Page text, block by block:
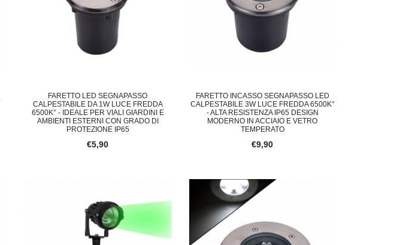
FARETTO LED SEGNAPASSO
CALPESTABILE DA 1W LUCE FREDDA
6500K° - IDEALE PER VIALI GIARDINI E
AMBIENTI ESTERNI CON GRADO DI
PROTEZIONE IP65
€5,90
FARETTO INCASSO SEGNAPASSO LED
CALPESTABILE 3W LUCE FREDDA 6500K°
- ALTA RESISTENZA IP65 DESIGN
MODERNO IN ACCIAIO E VETRO
TEMPERATO
€9,90